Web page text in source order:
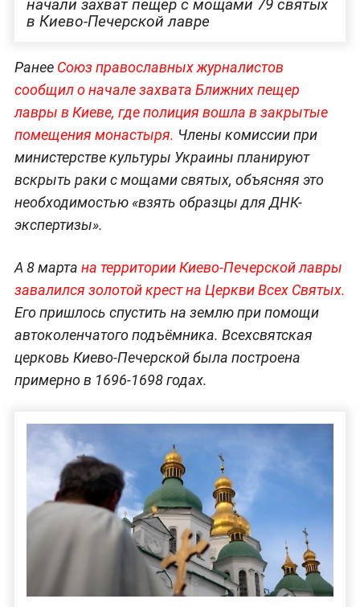
начали захват пещер с мощами 79 святых
в Киево-Печерской лавре
РанееСоюз православных журналистов
сообщил о начале захвата Ближних пещер
лавры в Киеве, где полиция вошла в закрытые
помещения монастыря. Члены комиссии при
министерстве культуры Украины планируют
вскрыть раки с мощами святых, объясняя это
необходимостью «взять образцы для ДНК-
экспертизы».
А 8 марта на территории Киево-Печерской лавры
завалился золотой крест на Церкви Всех Святых.
Его пришлось спустить на землю при помощи
автоколенчатого подъёмника. Всехсвятская
церковь Киево-Печерской была построена
примерно в 1696-1698 годах.